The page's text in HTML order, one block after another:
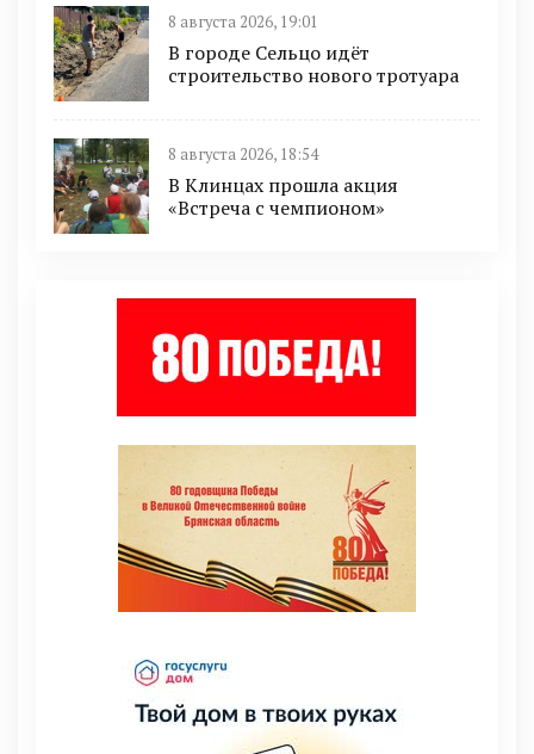
8 августа 2026, 19:01
В городе Сельцо идёт
строительство нового тротуара
8 августа 2026, 18:54
В Клинцах прошла акция
«Встреча с чемпионом»